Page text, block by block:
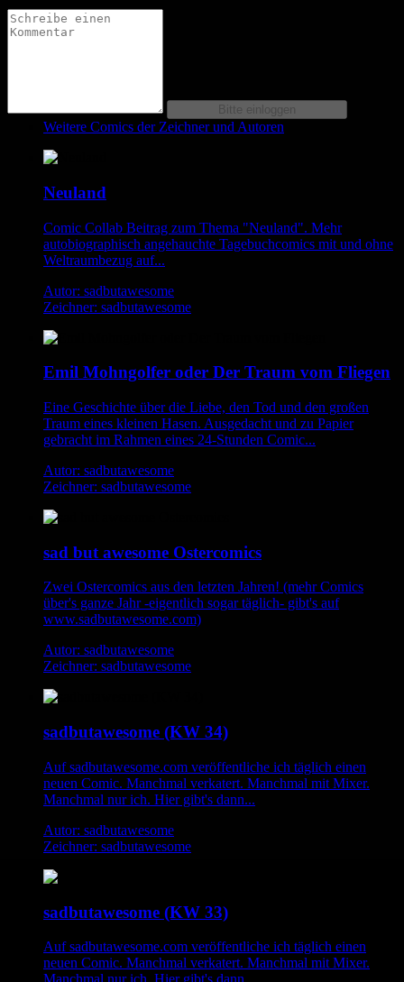
Weitere Comics der Zeichner und Autoren
Neuland
Comic Collab Beitrag zum Thema "Neuland". Mehr
autobiographisch angehauchte Tagebuchcomics mit und ohne
Weltraumbezug auf...
Autor: sadbutawesome
Zeichner: sadbutawesome
Emil Mohngolfer oder Der Traum vom Fliegen
Eine Geschichte über die Liebe, den Tod und den großen
Traum eines kleinen Hasen. Ausgedacht und zu Papier
gebracht im Rahmen eines 24-Stunden Comic...
Autor: sadbutawesome
Zeichner: sadbutawesome
sad but awesome Ostercomics
Zwei Ostercomics aus den letzten Jahren! (mehr Comics
über's ganze Jahr -eigentlich sogar täglich- gibt's auf
www.sadbutawesome.com)
Autor: sadbutawesome
Zeichner: sadbutawesome
sadbutawesome (KW 34)
Auf sadbutawesome.com veröffentliche ich täglich einen
neuen Comic. Manchmal verkatert. Manchmal mit Mixer.
Manchmal nur ich. Hier gibt's dann...
Autor: sadbutawesome
Zeichner: sadbutawesome
sadbutawesome (KW 33)
Auf sadbutawesome.com veröffentliche ich täglich einen
neuen Comic. Manchmal verkatert. Manchmal mit Mixer.